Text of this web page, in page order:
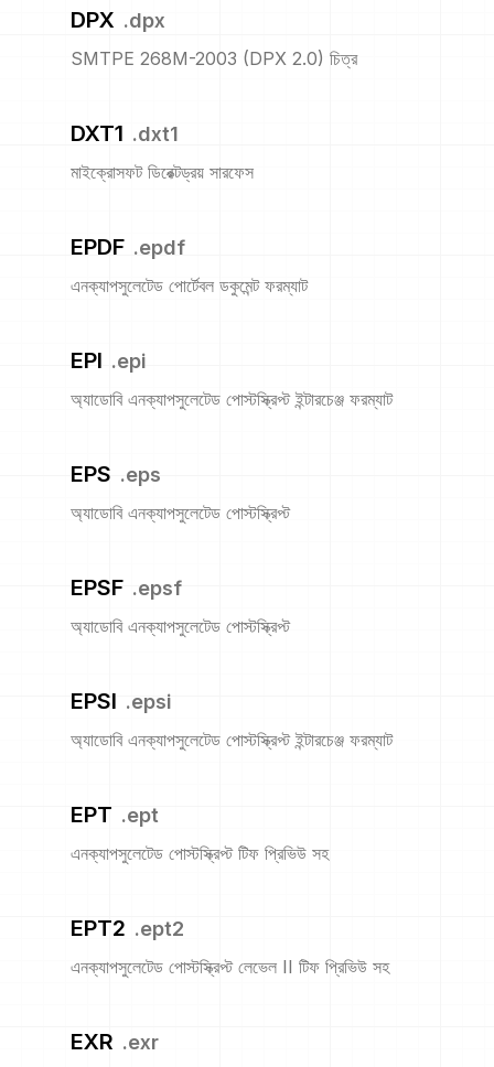
DPX .dpx
SMTPE 268M-2003 (DPX 2.0) চিত্র
DXT1 .dxt1
মাইক্রোসফট ডিরেক্টড্রয় সারফেস
EPDF .epdf
এনক্যাপসুলেটেড পোর্টেবল ডকুমেন্ট ফরম্যাট
EPI .epi
অ্যাডোবি এনক্যাপসুলেটেড পোস্টস্ক্রিপ্ট ইন্টারচেঞ্জ ফরম্যাট
EPS .eps
অ্যাডোবি এনক্যাপসুলেটেড পোস্টস্ক্রিপ্ট
EPSF .epsf
অ্যাডোবি এনক্যাপসুলেটেড পোস্টস্ক্রিপ্ট
EPSI .epsi
অ্যাডোবি এনক্যাপসুলেটেড পোস্টস্ক্রিপ্ট ইন্টারচেঞ্জ ফরম্যাট
EPT .ept
এনক্যাপসুলেটেড পোস্টস্ক্রিপ্ট টিফ প্রিভিউ সহ
EPT2 .ept2
এনক্যাপসুলেটেড পোস্টস্ক্রিপ্ট লেভেল II টিফ প্রিভিউ সহ
EXR .exr